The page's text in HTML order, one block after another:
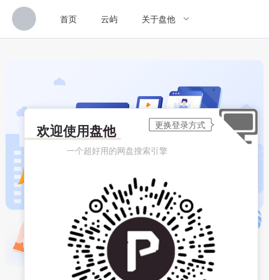
首页 云屿 关于盘他
欢迎使用盘他
一个超好用的网盘搜索引擎